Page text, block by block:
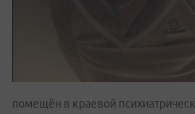
помещён в краевой